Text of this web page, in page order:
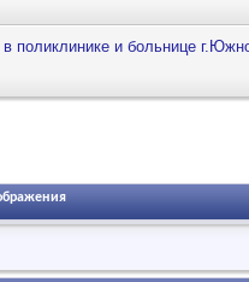
поликлинике и больнице